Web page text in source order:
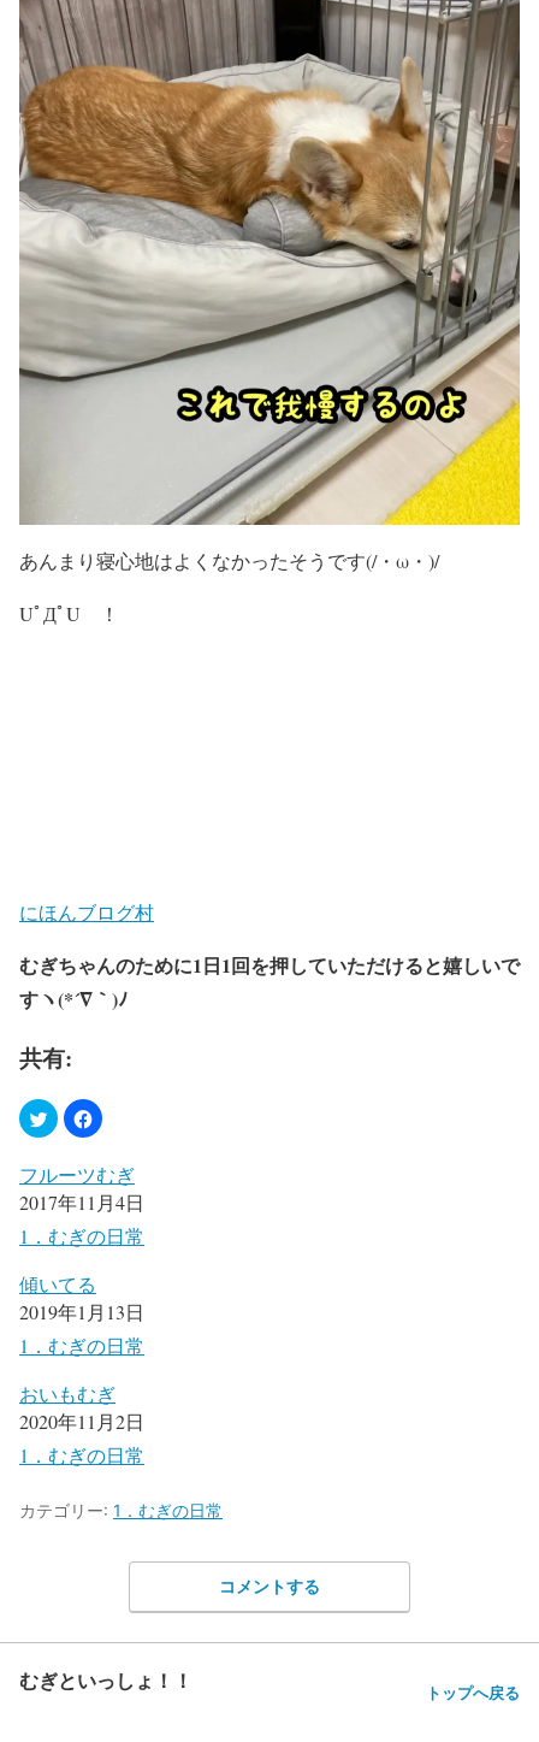
あんまり寝心地はよくなかったそうです(/・ω・)/
UﾟДﾟU ！
にほんブログ村
むぎちゃんのために1日1回を押していただけると嬉しいで
すヽ(*´∇｀)ﾉ
共有:
フルーツむぎ
2017年11月4日
1．むぎの日常
傾いてる
2019年1月13日
1．むぎの日常
おいもむぎ
2020年11月2日
1．むぎの日常
カテゴリー: 1．むぎの日常
コメントする
むぎといっしょ！！ トップへ戻る